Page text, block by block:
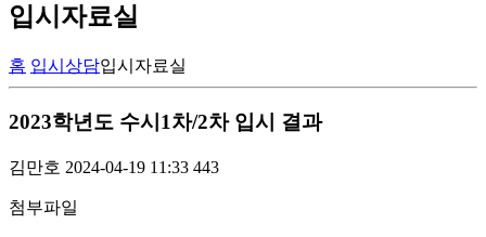
입시자료실
홈 입시상담입시자료실
2023학년도 수시1차/2차 입시 결과
김만호 2024-04-19 11:33 443
첨부파일